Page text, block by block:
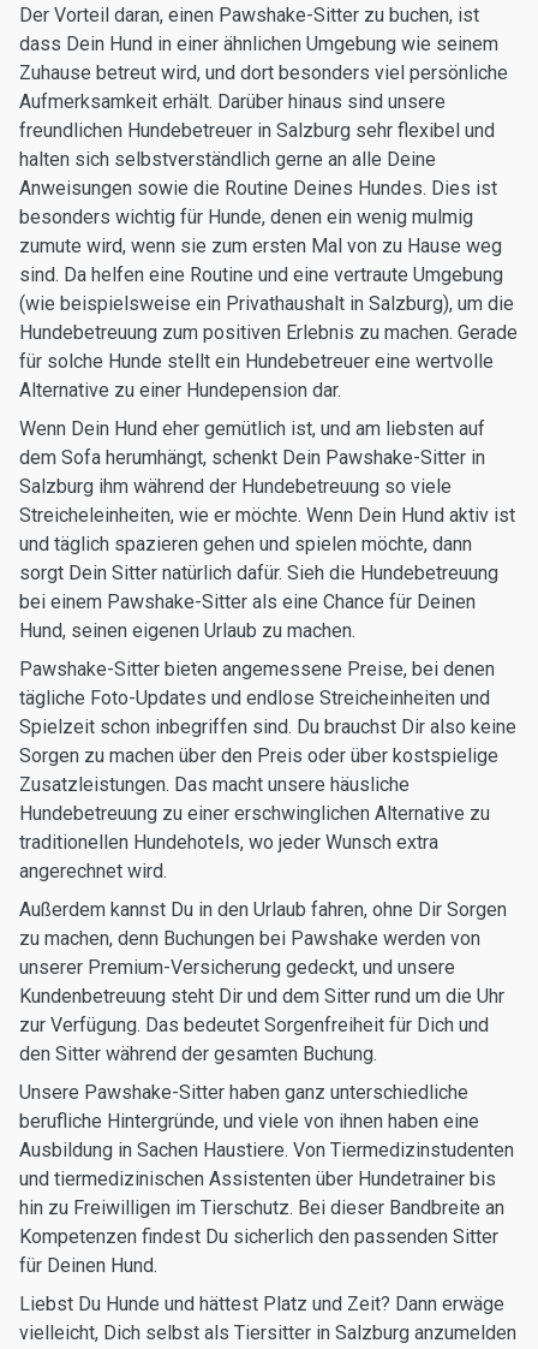
Der Vorteil daran, einen Pawshake-Sitter zu buchen, ist
dass Dein Hund in einer ähnlichen Umgebung wie seinem
Zuhause betreut wird, und dort besonders viel persönliche
Aufmerksamkeit erhält. Darüber hinaus sind unsere
freundlichen Hundebetreuer in Salzburg sehr flexibel und
halten sich selbstverständlich gerne an alle Deine
Anweisungen sowie die Routine Deines Hundes. Dies ist
besonders wichtig für Hunde, denen ein wenig mulmig
zumute wird, wenn sie zum ersten Mal von zu Hause weg
sind. Da helfen eine Routine und eine vertraute Umgebung
(wie beispielsweise ein Privathaushalt in Salzburg), um die
Hundebetreuung zum positiven Erlebnis zu machen. Gerade
für solche Hunde stellt ein Hundebetreuer eine wertvolle
Alternative zu einer Hundepension dar.
Wenn Dein Hund eher gemütlich ist, und am liebsten auf
dem Sofa herumhängt, schenkt Dein Pawshake-Sitter in
Salzburg ihm während der Hundebetreuung so viele
Streicheleinheiten, wie er möchte. Wenn Dein Hund aktiv ist
und täglich spazieren gehen und spielen möchte, dann
sorgt Dein Sitter natürlich dafür. Sieh die Hundebetreuung
bei einem Pawshake-Sitter als eine Chance für Deinen
Hund, seinen eigenen Urlaub zu machen.
Pawshake-Sitter bieten angemessene Preise, bei denen
tägliche Foto-Updates und endlose Streicheinheiten und
Spielzeit schon inbegriffen sind. Du brauchst Dir also keine
Sorgen zu machen über den Preis oder über kostspielige
Zusatzleistungen. Das macht unsere häusliche
Hundebetreuung zu einer erschwinglichen Alternative zu
traditionellen Hundehotels, wo jeder Wunsch extra
angerechnet wird.
Außerdem kannst Du in den Urlaub fahren, ohne Dir Sorgen
zu machen, denn Buchungen bei Pawshake werden von
unserer Premium-Versicherung gedeckt, und unsere
Kundenbetreuung steht Dir und dem Sitter rund um die Uhr
zur Verfügung. Das bedeutet Sorgenfreiheit für Dich und
den Sitter während der gesamten Buchung.
Unsere Pawshake-Sitter haben ganz unterschiedliche
berufliche Hintergründe, und viele von ihnen haben eine
Ausbildung in Sachen Haustiere. Von Tiermedizinstudenten
und tiermedizinischen Assistenten über Hundetrainer bis
hin zu Freiwilligen im Tierschutz. Bei dieser Bandbreite an
Kompetenzen findest Du sicherlich den passenden Sitter
für Deinen Hund.
Liebst Du Hunde und hättest Platz und Zeit? Dann erwäge
vielleicht, Dich selbst als Tiersitter in Salzburg anzumelden